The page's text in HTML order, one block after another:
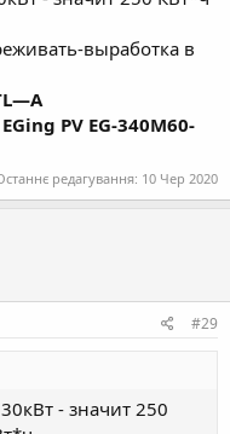
выработка в
PV EG-340M60-
редагування: 10 Чер 2020
#29
- значит 250